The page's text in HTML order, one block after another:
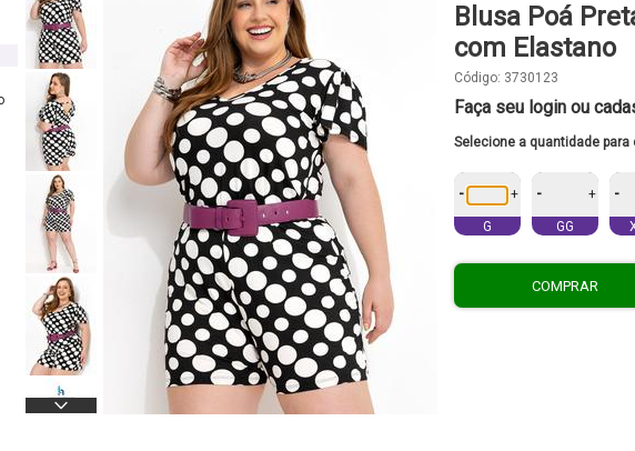
Blusa Poá
com Elastano
Código: 3730123
Faça seu login ou
Selecione a quantidade para
- +
G
- +
GG
-
COMPRAR